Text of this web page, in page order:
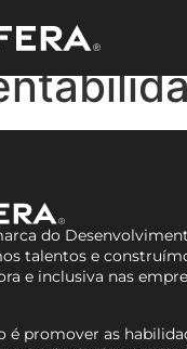
do
talentos e
e inclusiva nas
é promover as